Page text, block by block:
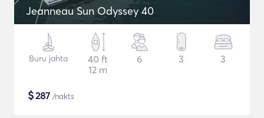
Jeanneau Sun Odyssey 40
Buru jahta
40 ft
12 m
6 3 3
$287 /nakts